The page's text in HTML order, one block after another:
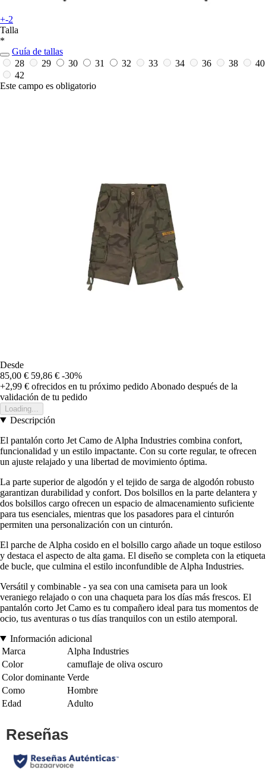
+-2
Talla
*
Guía de tallas
28
29 30 31 32 33 34 36 38
40
42
Este campo es obligatorio
Desde
85,00 € 59,86 € -30%
+2,99 € ofrecidos en tu próximo pedido Abonado después de la
validación de tu pedido
Loading...
Descripción
El pantalón corto Jet Camo de Alpha Industries combina confort,
funcionalidad y un estilo impactante. Con su corte regular, te ofrecen
un ajuste relajado y una libertad de movimiento óptima.
La parte superior de algodón y el tejido de sarga de algodón robusto
garantizan durabilidad y confort. Dos bolsillos en la parte delantera y
dos bolsillos cargo ofrecen un espacio de almacenamiento suficiente
para tus esenciales, mientras que los pasadores para el cinturón
permiten una personalización con un cinturón.
El parche de Alpha cosido en el bolsillo cargo añade un toque estiloso
y destaca el aspecto de alta gama. El diseño se completa con la etiqueta
de bucle, que culmina el estilo inconfundible de Alpha Industries.
Versátil y combinable - ya sea con una camiseta para un look
veraniego relajado o con una chaqueta para los días más frescos. El
pantalón corto Jet Camo es tu compañero ideal para tus momentos de
ocio, tus aventuras o tus días tranquilos con un estilo atemporal.
Información adicional
Marca
Alpha Industries
Color
camuflaje de oliva oscuro
Color dominante Verde
Como
Hombre
Edad
Adulto